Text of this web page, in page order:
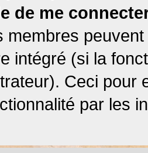
de me
membres
intégré (si la
Ceci pour
par les